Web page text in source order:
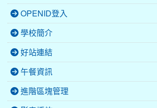
OPENID登入
學校簡介
好站連結
午餐資訊
進階區塊管理